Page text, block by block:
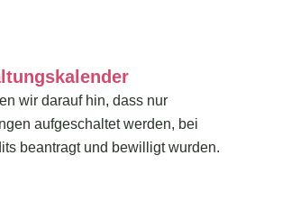
wir darauf hin, dass nur
aufgeschaltet werden, bei
beantragt und bewilligt wurden.